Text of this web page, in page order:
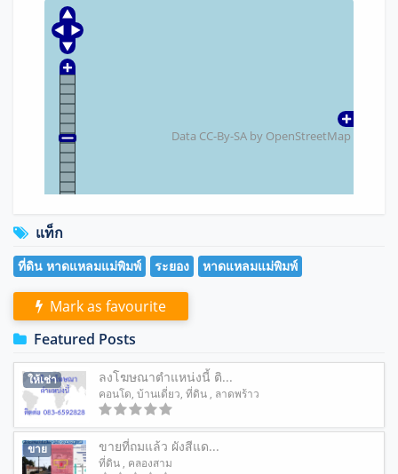
Data CC-By-SA by OpenStreetMap
แท็ก
ที่ดิน หาดแหลมแม่พิมพ์ ระยอง หาดแหลมแม่พิมพ์
Mark as favourite
Featured Posts
ให้เช่า ลงโฆษณาตำแหน่งนี้ ติ...
คอนโด, บ้านเดี่ยว, ที่ดิน , ลาดพร้าว
ขาย ขายที่ถมแล้ว ผังสีแด...
ที่ดิน , คลองสาม